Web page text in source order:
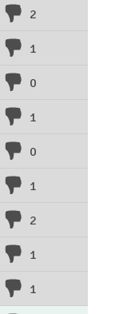
2
1
0
1
0
1
2
1
1